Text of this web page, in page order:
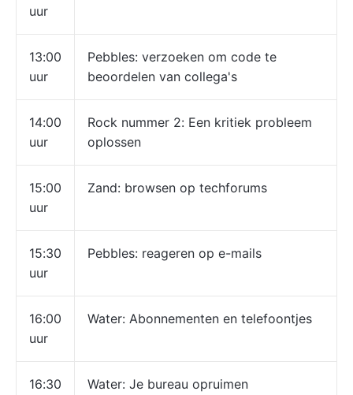
uur
13:00
uur
Pebbles: verzoeken om code te
beoordelen van collega's
14:00
uur
Rock nummer 2: Een kritiek probleem
oplossen
15:00
uur
Zand: browsen op techforums
15:30
uur
Pebbles: reageren op e-mails
16:00
uur
Water: Abonnementen en telefoontjes
16:30
Water: Je bureau opruimen